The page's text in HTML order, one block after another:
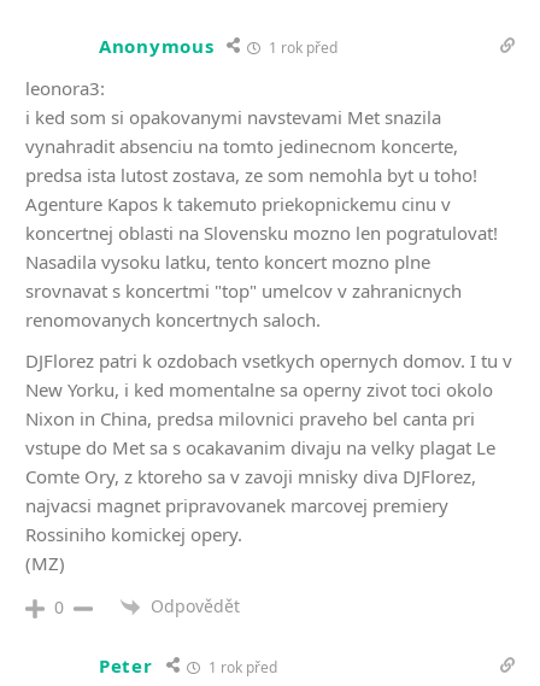
Anonymous 1 rok před
leonora3:
i ked som si opakovanymi navstevami Met snazila
vynahradit absenciu na tomto jedinecnom koncerte,
predsa ista lutost zostava, ze som nemohla byt u toho!
Agenture Kapos k takemuto priekopnickemu cinu v
koncertnej oblasti na Slovensku mozno len pogratulovat!
Nasadila vysoku latku, tento koncert mozno plne
srovnavat s koncertmi "top" umelcov v zahranicnych
renomovanych koncertnych saloch.
DJFlorez patri k ozdobach vsetkych opernych domov. I tu v
New Yorku, i ked momentalne sa operny zivot toci okolo
Nixon in China, predsa milovnici praveho bel canta pri
vstupe do Met sa s ocakavanim divaju na velky plagat Le
Comte Ory, z ktoreho sa v zavoji mnisky diva DJFlorez,
najvacsi magnet pripravovanek marcovej premiery
Rossiniho komickej opery.
(MZ)
0 Odpovědět
Peter 1 rok před